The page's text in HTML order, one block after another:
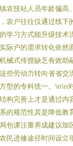
农技站人员年龄偏高
农户往往仅通过线下
学习方式能升级技术
际户的需求转化依然
械式传授缺乏有效助
些劳动力转向省省交
型的专科统一。\n\n
构完善上才是通过内
的规范性其是降低教
包课注重养成建议加
民进修途径时间设立